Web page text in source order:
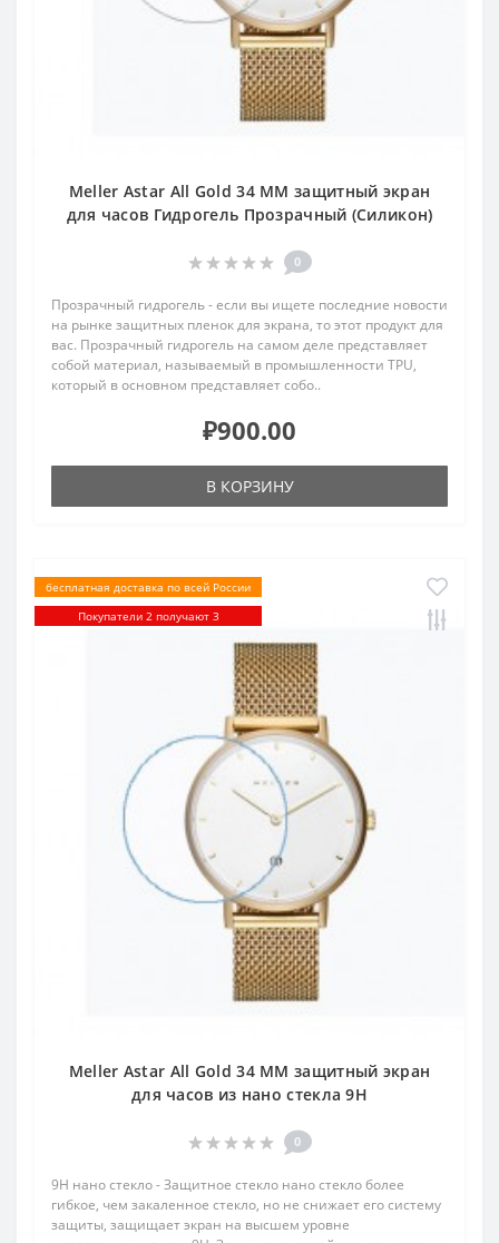
Meller Astar All Gold 34 MM защитный экран
для часов Гидрогель Прозрачный (Силикон)
0
Прозрачный гидрогель - если вы ищете последние новости
на рынке защитных пленок для экрана, то этот продукт для
вас. Прозрачный гидрогель на самом деле представляет
собой материал, называемый в промышленности TPU,
который в основном представляет собо..
₽900.00
В КОРЗИНУ
бесплатная доставка по всей России
Покупатели 2 получают 3
Meller Astar All Gold 34 MM защитный экран
для часов из нано стекла 9H
0
9H нано стекло - Защитное стекло нано стекло более
гибкое, чем закаленное стекло, но не снижает его систему
защиты, защищает экран на высшем уровне